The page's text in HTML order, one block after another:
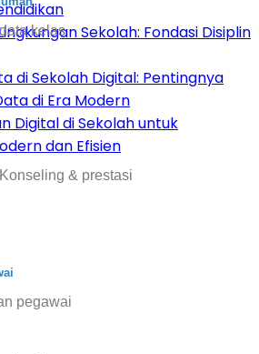
kelas
& prestasi
pegawai
Sekolah: Fondasi Disiplin
di Sekolah Digital: Pentingnya
di Era Modern
Digital di Sekolah untuk
dan Efisien